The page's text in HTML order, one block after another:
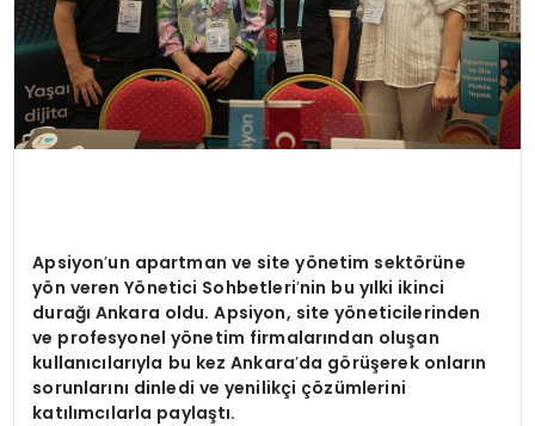
Apsiyon’un apartman ve site yönetim sektörüne
yön veren Yönetici Sohbetleri’nin bu yılki ikinci
durağı Ankara oldu. Apsiyon, site yöneticilerinden
ve profesyonel yönetim firmalarından oluşan
kullanıcılarıyla bu kez Ankara’da görüşerek onların
sorunlarını dinledi ve yenilikçi çözümlerini
katılımcılarla paylaştı.